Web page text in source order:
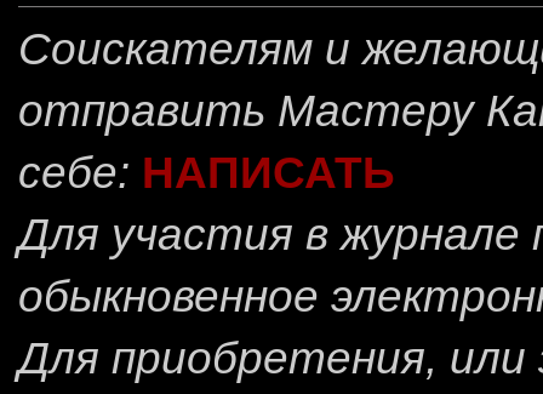
Соискателям и
отправить Мастеру
себе: НАПИСАТЬ
Для участия в
обыкновенное
Для приобретения, или